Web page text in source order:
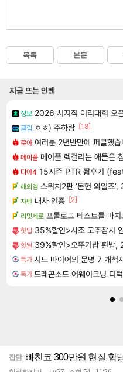
목록 본문
지금 뜨는 인벤
정보 2026 치지직 이리대회 오
클립 ㅇㅎ) 주하랑 [18]
로아 여러분 2년반만에 퍼클했습
메이플 메이플 렉걸리는 애들은
디아4 15시즌 PTR 짧후기
해외겜 스위치2판 ‘몬헌 와일즈
차벤 내차 인증 [2]
리밋제로 프롤로그 테스트를 마
핫딜 35%할인>사조 고추참치
핫딜 39%할인>오뚜기밥 흰밥
특가
특가
잡담 빠친코 300만원 현질 합